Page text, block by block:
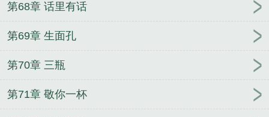
第68章 话里有话
第69章 生面孔
第70章 三瓶
第71章 敬你一杯